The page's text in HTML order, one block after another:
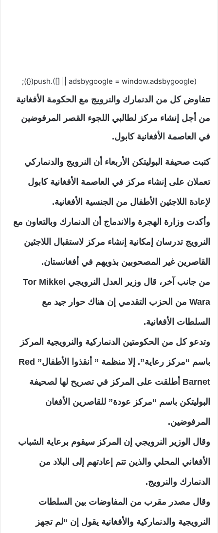
(adsbygoogle = window.adsbygoogle || []).push({});
تتفاوض كل من الدنمارك والنرويج مع الحكومة الأفغانية
من أجل إنشاء مركز لطالبي اللجوء القصر المرفوضين
في العاصمة الأفغانية كابول.
كتبت صحيفة البوليتكن الأربعاء أن النرويج والدنماركي
تعملان على إنشاء مركز في العاصمة الأفغانية كابول
لإعادة اللاجئين الأطفال من الجنسية الأفغانية.
وأكدت وزارة الهجرة والاندماج أن الدنمارك وبالتعاون مع
النرويج تدرسان إمكانية إنشاء مركز لاستقبال اللاجئين
القاصرين غير المصحوبين بذويهم في أفغانستان.
من جانب آخر، قال وزير العدل النرويجي Tor Mikkel
Wara من الحزب التقدمي إن هناك حوار جيد مع
السلطات الأفغانية.
وتدعو كل من الحكومتين الدنماركية والنرويجية المركز
باسم “مركز رعاية”. إلا منظمة ” أنقذوا الأطفال” Red
Barnet أطلقت على المركز في تصريح لها لصحيفة
البوليتكن باسم “مركز عودة” للقاصرين الأفغان
المرفوضين.
وقال الوزير النرويجي إن المركز سيقوم برعاية الشباب
الأفغاني المحلي والذين تتم إعادتهم إلى البلاد من
الدنمارك والنرويج.
وقال مصدر مقرب من المفاوضات بين السلطات
النرويجية والدنماركية والأفغانية يقول إن “لم تجهز